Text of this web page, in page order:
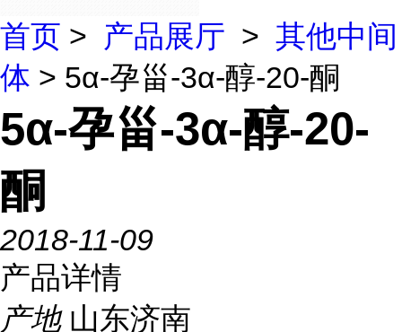
首页 > 产品展厅 > 其他中间
体 > 5α-孕甾-3α-醇-20-酮
5α-孕甾-3α-醇-20-
酮
2018-11-09
产品详情
产地 山东济南